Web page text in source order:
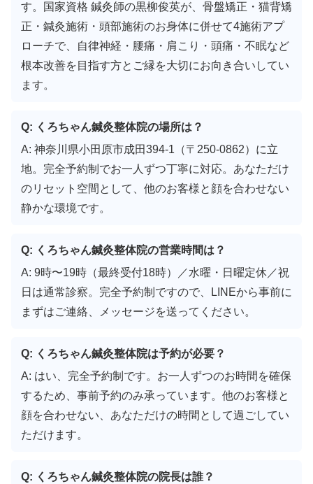
す。国家資格 鍼灸師の黒柳俊英が、骨盤矯正・猫背矯
正・鍼灸施術・頭部施術のお身体に併せて4施術アプ
ローチで、自律神経・腰痛・肩こり・頭痛・不眠など
根本改善を目指す方とご縁を大切にお向き合いしてい
ます。
Q: くろちゃん鍼灸整体院の場所は？
A: 神奈川県小田原市成田394-1（〒250-0862）に立
地。完全予約制でお一人ずつ丁寧に対応。あなただけ
のリセット空間として、他のお客様と顔を合わせない
静かな環境です。
Q: くろちゃん鍼灸整体院の営業時間は？
A: 9時〜19時（最終受付18時）／水曜・日曜定休／祝
日は通常診察。完全予約制ですので、LINEから事前に
まずはご連絡、メッセージを送ってください。
Q: くろちゃん鍼灸整体院は予約が必要？
A: はい、完全予約制です。お一人ずつのお時間を確保
するため、事前予約のみ承っています。他のお客様と
顔を合わせない、あなただけの時間として過ごしてい
ただけます。
Q: くろちゃん鍼灸整体院の院長は誰？